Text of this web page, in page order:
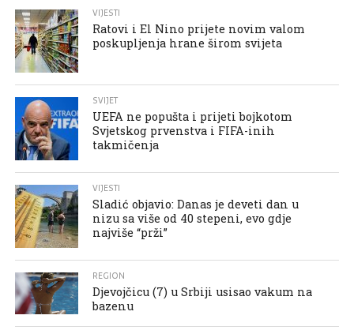
VIJESTI
Ratovi i El Nino prijete novim valom
poskupljenja hrane širom svijeta
SVIJET
UEFA ne popušta i prijeti bojkotom
Svjetskog prvenstva i FIFA-inih
takmičenja
VIJESTI
Sladić objavio: Danas je deveti dan u
nizu sa više od 40 stepeni, evo gdje
najviše “prži”
REGION
Djevojčicu (7) u Srbiji usisao vakum na
bazenu